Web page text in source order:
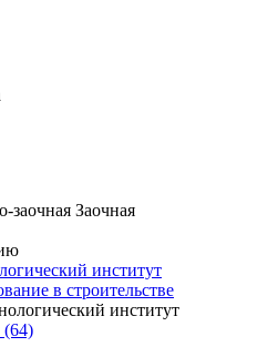
заочная Заочная
институт
в строительстве
(64)